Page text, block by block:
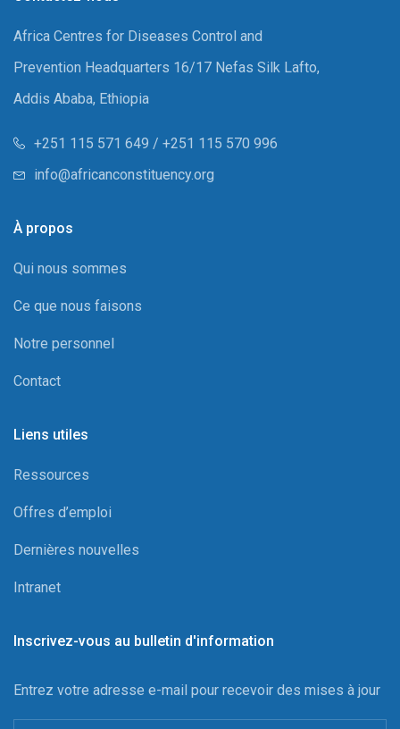
Africa Centres for Diseases Control and
Prevention Headquarters 16/17 Nefas Silk Lafto,
Addis Ababa, Ethiopia
+251 115 571 649 / +251 115 570 996
info@africanconstituency.org
À propos
Qui nous sommes
Ce que nous faisons
Notre personnel
Contact
Liens utiles
Ressources
Offres d’emploi
Dernières nouvelles
Intranet
Inscrivez-vous au bulletin d'information
Entrez votre adresse e-mail pour recevoir des mises à jour